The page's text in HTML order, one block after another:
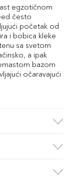
egzotičnom
često
početak od
i bobica kleke
sa svetom
a ipak
bazom
očaravajući